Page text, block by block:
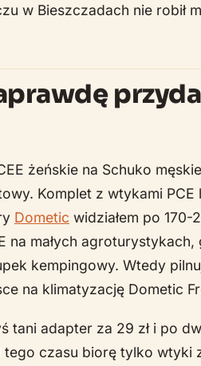
w Bieszczadach nie robił
żeńskie na Schuko
Komplet z wtykami
Dometic widziałem po 170-
na małych agroturystykach,
kempingowy. Wtedy
na klimatyzację Dometic
tani adapter za 29 zł i po
tego czasu biorę tylko wtyki